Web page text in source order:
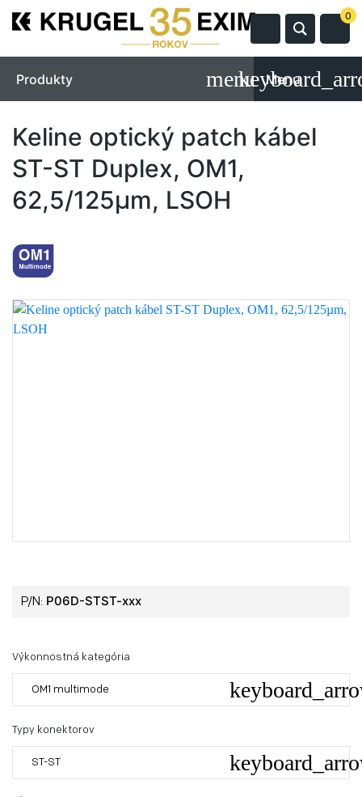
0
Produkty Menu
Keline optický patch kábel
ST-ST Duplex, OM1,
62,5/125µm, LSOH
P/N: P06D-STST-xxx
Výkonnostná kategória
OM1 multimode
Typy konektorov
ST-ST